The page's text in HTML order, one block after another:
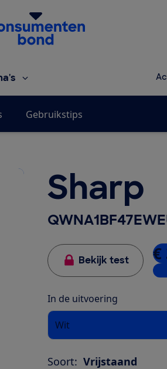
van de Consumentenbond
Gebruikstips
Sharp
Bekijk test €
1
In de uitvoering
Wit
Soort: Vrijstaand